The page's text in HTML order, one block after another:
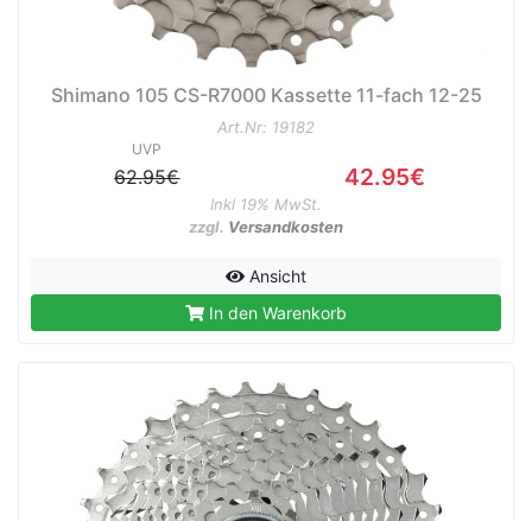
Shimano 105 CS-R7000 Kassette 11-fach 12-25
Art.Nr: 19182
UVP
62.95€ 42.95€
Inkl 19% MwSt.
zzgl. Versandkosten
Ansicht
In den Warenkorb